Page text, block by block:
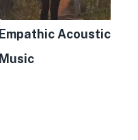
Empathic Acoustic
Music